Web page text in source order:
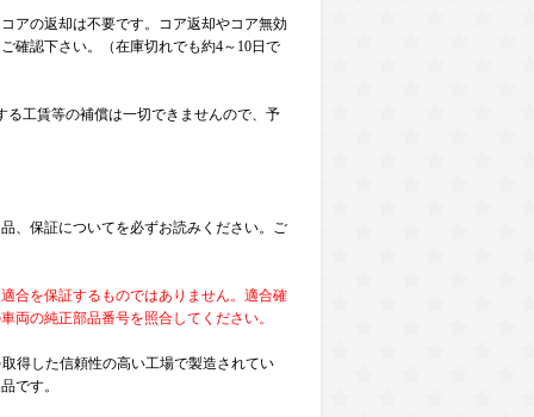
アの返却は不要です。コア返却やコア無効
確認下さい。（在庫切れでも約4～10日で
工賃等の補償は一切できませんので、予
、保証についてを必ずお読みください。ご
合を保証するものではありません。適合確
両の純正部品番号を照合してください。
得した信頼性の高い工場で製造されてい
です。